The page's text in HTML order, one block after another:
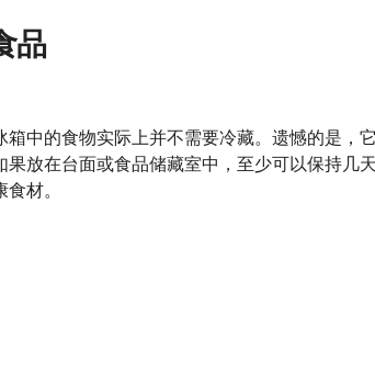
品
中的食物实际上并不需要冷藏。遗憾的是，
放在台面或食品储藏室中，至少可以保持几
材。